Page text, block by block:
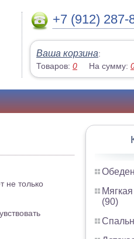
+7 (912) 287-
Ваша корзина:
Товаров: 0 На сумму:
(90)
не только